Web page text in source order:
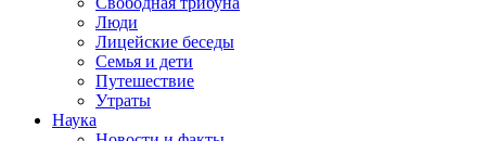
Люди
Лицейские беседы
Семья и дети
Путешествие
Утраты
Наука